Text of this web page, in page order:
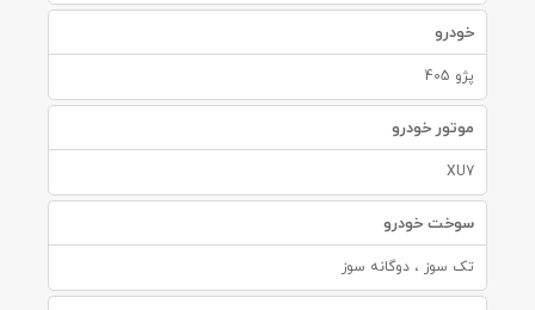
خودرو
پژو 405
موتور خودرو
XU7
سوخت خودرو
تک سوز ، دوگانه سوز